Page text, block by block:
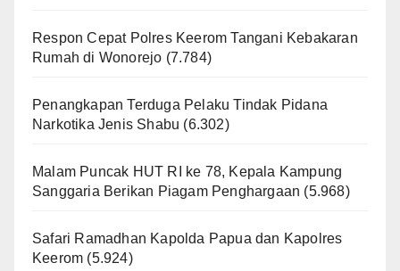
Respon Cepat Polres Keerom Tangani Kebakaran
Rumah di Wonorejo (7.784)
Penangkapan Terduga Pelaku Tindak Pidana
Narkotika Jenis Shabu (6.302)
Malam Puncak HUT RI ke 78, Kepala Kampung
Sanggaria Berikan Piagam Penghargaan (5.968)
Safari Ramadhan Kapolda Papua dan Kapolres
Keerom (5.924)